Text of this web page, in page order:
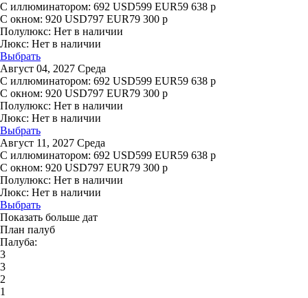
С иллюминатором: 692 USD599 EUR59 638 р
С окном: 920 USD797 EUR79 300 р
Полулюкс: Нет в наличии
Люкс: Нет в наличии
Выбрать
Август 04, 2027 Среда
С иллюминатором: 692 USD599 EUR59 638 р
С окном: 920 USD797 EUR79 300 р
Полулюкс: Нет в наличии
Люкс: Нет в наличии
Выбрать
Август 11, 2027 Среда
С иллюминатором: 692 USD599 EUR59 638 р
С окном: 920 USD797 EUR79 300 р
Полулюкс: Нет в наличии
Люкс: Нет в наличии
Выбрать
Показать больше дат
План палуб
Палуба:
3
3
2
1